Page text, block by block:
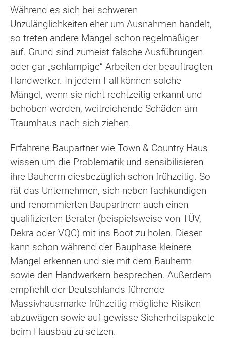
Während es sich bei schweren
Unzulänglichkeiten eher um Ausnahmen handelt,
so treten andere Mängel schon regelmäßiger
auf. Grund sind zumeist falsche Ausführungen
oder gar „schlampige“ Arbeiten der beauftragten
Handwerker. In jedem Fall können solche
Mängel, wenn sie nicht rechtzeitig erkannt und
behoben werden, weitreichende Schäden am
Traumhaus nach sich ziehen.
Erfahrene Baupartner wie Town & Country Haus
wissen um die Problematik und sensibilisieren
ihre Bauherrn diesbezüglich schon frühzeitig. So
rät das Unternehmen, sich neben fachkundigen
und renommierten Baupartnern auch einen
qualifizierten Berater (beispielsweise von TÜV,
Dekra oder VQC) mit ins Boot zu holen. Dieser
kann schon während der Bauphase kleinere
Mängel erkennen und sie mit dem Bauherrn
sowie den Handwerkern besprechen. Außerdem
empfiehlt der Deutschlands führende
Massivhausmarke frühzeitig mögliche Risiken
abzuwägen sowie auf gewisse Sicherheitspakete
beim Hausbau zu setzen.